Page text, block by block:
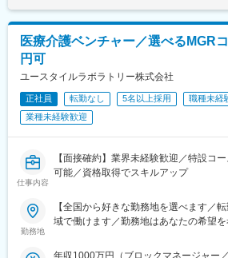
医療介護ベンチャー／選べるMGR
円可
ユースタイルラボラトリー株式会社
正社員 転勤なし 5名以上採用
職種未経
業種未経験歓迎
仕事内容
【面接確約】業界未経験歓迎／特設コ
可能／資格取得でスキルアップ
勤務地
【全国から好きな勤務地を選べます／
域で働けます／勤務地はあなたの希望を
い方に最適なポジション☆引越し手当支
年収1000万円（ブロックマネージャー